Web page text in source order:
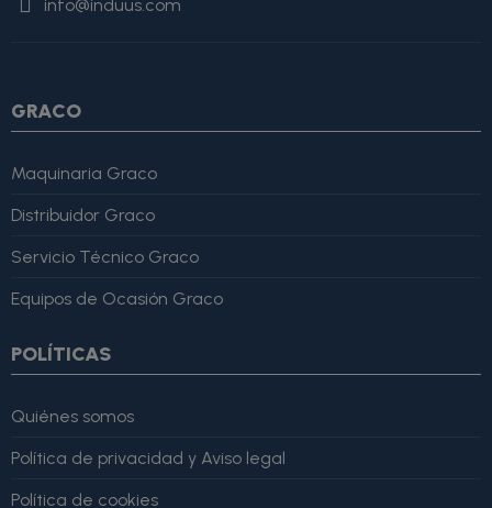
info@induus.com
GRACO
Maquinaria Graco
Distribuidor Graco
Servicio Técnico Graco
Equipos de Ocasión Graco
POLÍTICAS
Quiénes somos
Política de privacidad y Aviso legal
Política de cookies
Martínez" }, "reviewRating": { "@type": "Rating", "ratingValue":